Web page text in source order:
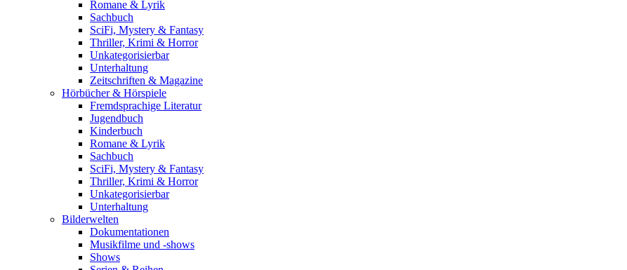
Romane & Lyrik
Sachbuch
SciFi, Mystery & Fantasy
Thriller, Krimi & Horror
Unkategorisierbar
Unterhaltung
Zeitschriften & Magazine
Hörbücher & Hörspiele
Fremdsprachige Literatur
Jugendbuch
Kinderbuch
Romane & Lyrik
Sachbuch
SciFi, Mystery & Fantasy
Thriller, Krimi & Horror
Unkategorisierbar
Unterhaltung
Bilderwelten
Dokumentationen
Musikfilme und -shows
Shows